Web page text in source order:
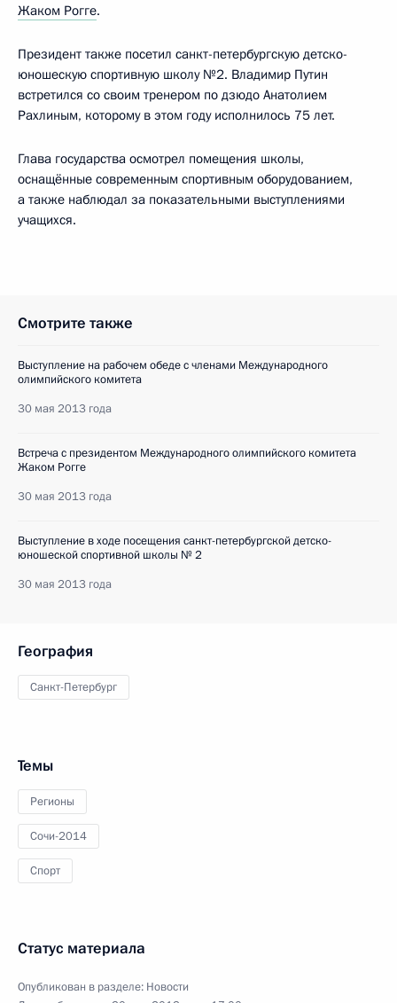
Жаком Рогге.
Президент также посетил санкт-петербургскую детско-
юношескую спортивную школу №2. Владимир Путин
встретился со своим тренером по дзюдо Анатолием
Рахлиным, которому в этом году исполнилось 75 лет.
Глава государства осмотрел помещения школы,
оснащённые современным спортивным оборудованием,
а также наблюдал за показательными выступлениями
учащихся.
Смотрите также
Выступление на рабочем обеде с членами Международного
олимпийского комитета
30 мая 2013 года
Встреча с президентом Международного олимпийского комитета
Жаком Рогге
30 мая 2013 года
Выступление в ходе посещения санкт-петербургской детско-
юношеской спортивной школы № 2
30 мая 2013 года
География
Санкт-Петербург
Темы
Регионы
Сочи-2014
Спорт
Статус материала
Опубликован в разделе: Новости